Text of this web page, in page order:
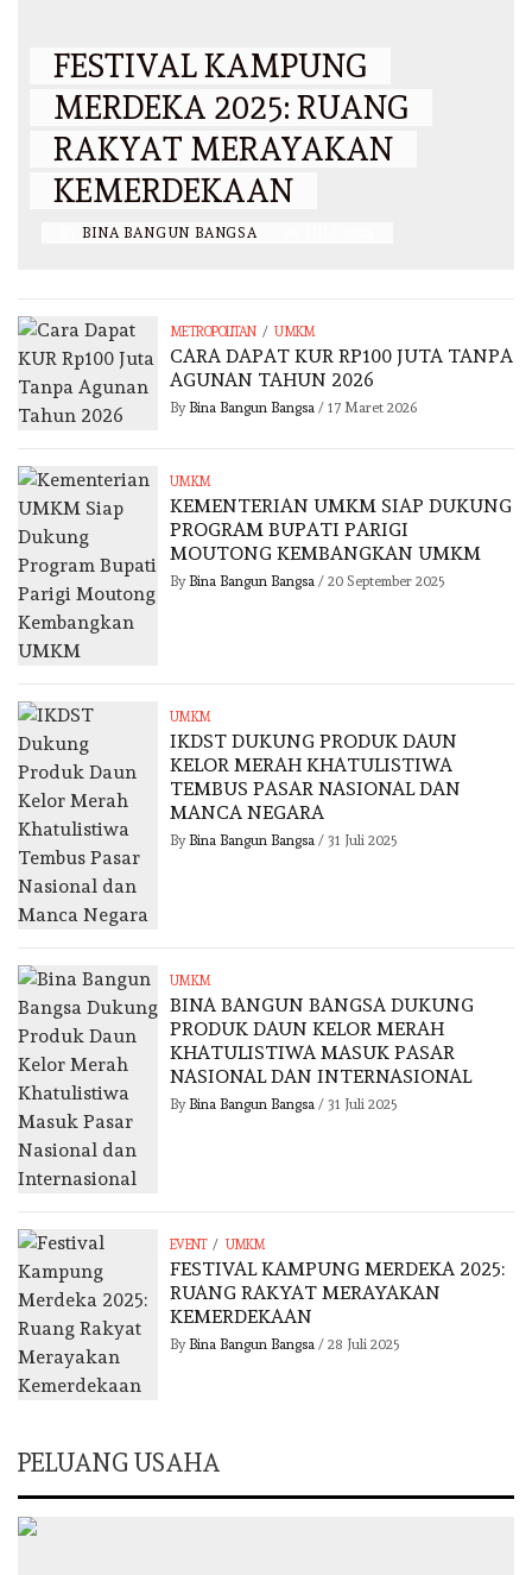
FESTIVAL KAMPUNG
MERDEKA 2025: RUANG
RAKYAT MERAYAKAN
KEMERDEKAAN
BINA BANGUN BANGSA
METROPOLITAN / UMKM
CARA DAPAT KUR RP100 JUTA TANPA
AGUNAN TAHUN 2026
By Bina Bangun Bangsa/ 17 Maret 2026
UMKM
KEMENTERIAN UMKM SIAP DUKUNG
PROGRAM BUPATI PARIGI
MOUTONG KEMBANGKAN UMKM
By Bina Bangun Bangsa/ 20 September 2025
UMKM
IKDST DUKUNG PRODUK DAUN
KELOR MERAH KHATULISTIWA
TEMBUS PASAR NASIONAL DAN
MANCA NEGARA
By Bina Bangun Bangsa/ 31 Juli 2025
UMKM
BINA BANGUN BANGSA DUKUNG
PRODUK DAUN KELOR MERAH
KHATULISTIWA MASUK PASAR
NASIONAL DAN INTERNASIONAL
By Bina Bangun Bangsa/ 31 Juli 2025
EVENT / UMKM
FESTIVAL KAMPUNG MERDEKA 2025:
RUANG RAKYAT MERAYAKAN
KEMERDEKAAN
By Bina Bangun Bangsa/ 28 Juli 2025
PELUANG USAHA